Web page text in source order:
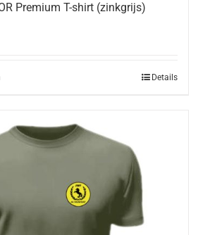
Premium T-shirt (zinkgrijs)
Details